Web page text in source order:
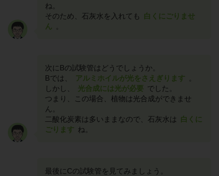
ね。
そのため、石灰水を入れても 白くにごりませ
ん
次にBの試験管はどうでしょうか。
Bでは、
アルミホイルが光をさえぎります
しかし、
光合成には光が必要 でした。
つまり、この場合、植物は光合成ができませ
ん。
二酸化炭素は多いままなので、石灰水は 白くに
ごります ね。
最後にCの試験管を見てみましょう。